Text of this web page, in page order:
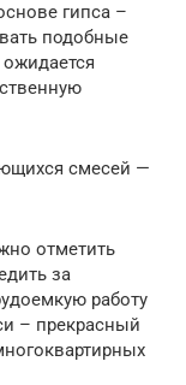
гипса –
подобные
смесей —
отметить
за
работу
– прекрасный